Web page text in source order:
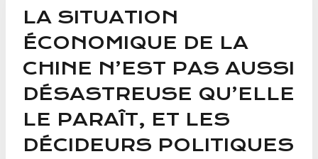
LA SITUATION
ÉCONOMIQUE DE LA
CHINE N’EST PAS AUSSI
DÉSASTREUSE QU’ELLE
LE PARAÎT, ET LES
DÉCIDEURS POLITIQUES